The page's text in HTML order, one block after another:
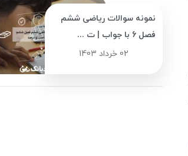
نمونه سوالات ریاضی ششم
فصل 6 با جواب | ت ...
02 خرداد 1403